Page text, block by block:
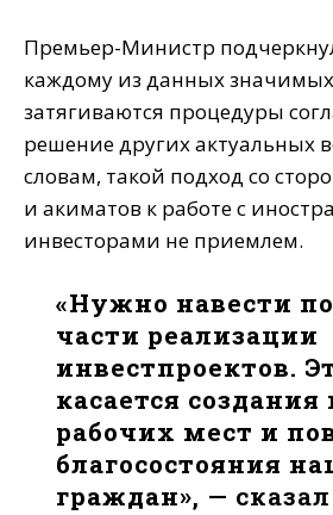
Премьер-Министр
каждому из данных
затягиваются процедуры
решение других актуальных
словам, такой подход со
и акиматов к работе с
инвесторами не приемлем.
«Нужно навести
части реализации
инвестпроектов.
касается
рабочих мест и
благосостояния
граждан», —